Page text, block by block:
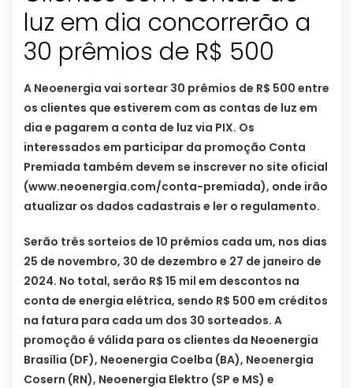
luz em dia concorrerão a
30 prêmios de R$ 500
A Neoenergia vai sortear 30 prêmios de R$ 500 entre
os clientes que estiverem com as contas de luz em
dia e pagarem a conta de luz via PIX. Os
interessados em participar da promoção Conta
Premiada também devem se inscrever no site oficial
(www.neoenergia.com/conta-premiada), onde irão
atualizar os dados cadastrais e ler o regulamento.
Serão três sorteios de 10 prêmios cada um, nos dias
25 de novembro, 30 de dezembro e 27 de janeiro de
2024. No total, serão R$ 15 mil em descontos na
conta de energia elétrica, sendo R$ 500 em créditos
na fatura para cada um dos 30 sorteados. A
promoção é válida para os clientes da Neoenergia
Brasília (DF), Neoenergia Coelba (BA), Neoenergia
Cosern (RN), Neoenergia Elektro (SP e MS) e